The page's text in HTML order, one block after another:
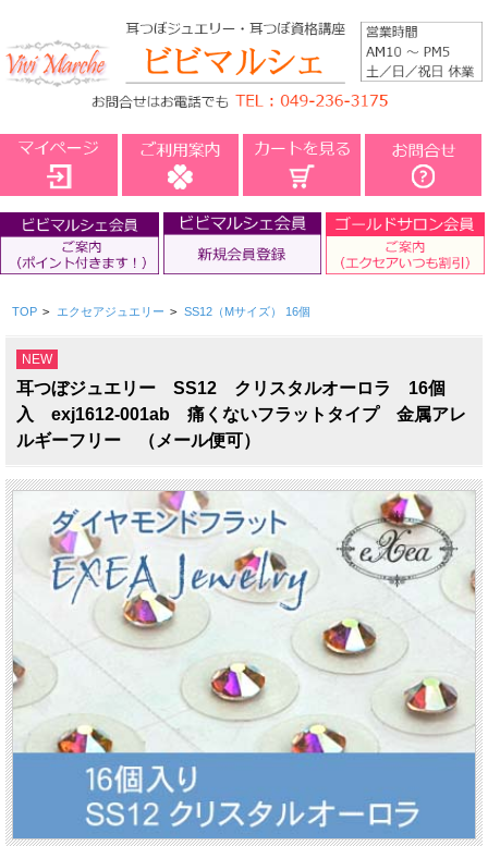
TOP > エクセアジュエリー > SS12（Mサイズ） 16個
NEW
耳つぼジュエリー SS12 クリスタルオーロラ 16個
入 exj1612-001ab 痛くないフラットタイプ 金属アレ
ルギーフリー （メール便可）